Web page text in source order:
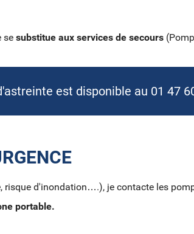
se substitue aux services de secours
est disponible au 01 47
risque d'inondation….), je contacte les
portable.